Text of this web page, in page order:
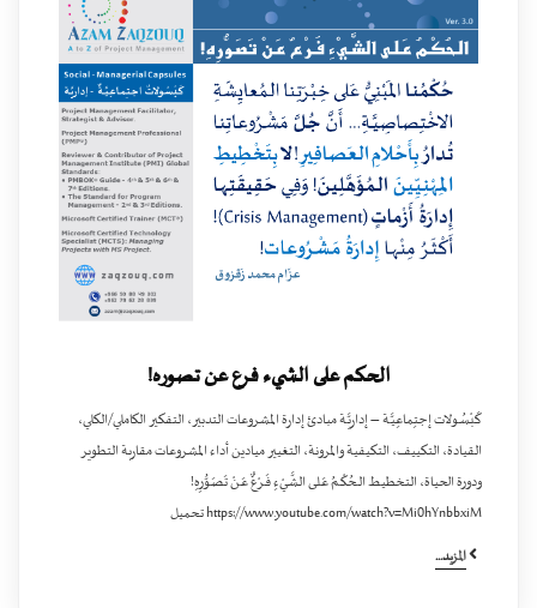
الحكم على الشيء فرع عن تصوره!
كَبْسُـولات إجتِماعِيَّـة – إداريَّـة مبادئ إدارة المشروعات التدبير، التفكير الكاملي/الكلي،
القيادة، التكييف، التكيفية والمرونة، التغيير ميادين أداء المشروعات مقاربة التطوير
ودورة الحياة، التخطيط الـحُكْـمُ عَـلـى الشَّـيْءِ فَـرْعٌ عَـنْ تَصَـوُّرِهِ!
https://www.youtube.com/watch?v=Mi0hYnbbxiM تحميل
المزيد...